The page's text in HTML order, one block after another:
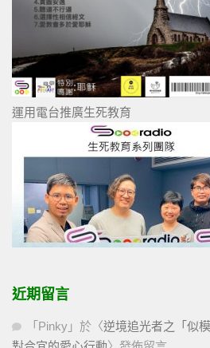
運用電台推廣生死教育
近期留言
「 Pinky 」於〈逆境追光者之「似